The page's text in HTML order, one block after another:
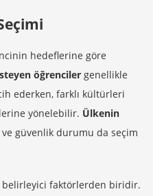
hedeflerine göre
öğrenciler genellikle
ederken, farklı kültürleri
yönelebilir. Ülkenin
ve güvenlik durumu da seçim
belirleyici faktörlerden biridir.